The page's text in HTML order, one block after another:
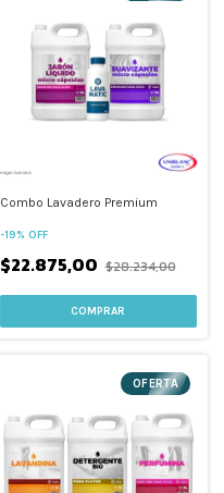
Combo Lavadero Premium
-19% OFF
$22.875,00 $28.234,00
COMPRAR
OFERTA